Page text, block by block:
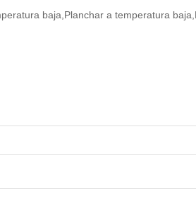
baja,Planchar a temperatura